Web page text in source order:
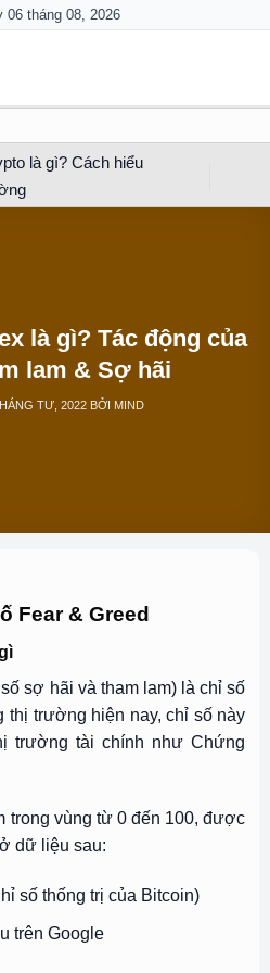
06 tháng 08, 2026
là gì? Cách hiểu
là gì? Tác động của
lam & Sợ hãi
TƯ, 2022 BỞI MIND
Fear & Greed
sợ hãi và tham lam) là chỉ số
thị trường hiện nay, chỉ số này
trường tài chính như Chứng
trong vùng từ 0 đến 100, được
dữ liệu sau:
số thống trị của Bitcoin)
trên Google